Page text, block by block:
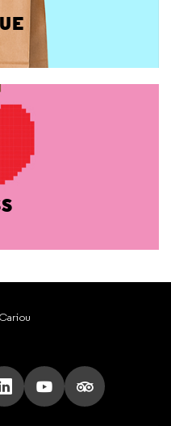
Tik Tok
nous sur X
Suivez nous sur LinkedIn
Suivez nous sur
Suivez nous